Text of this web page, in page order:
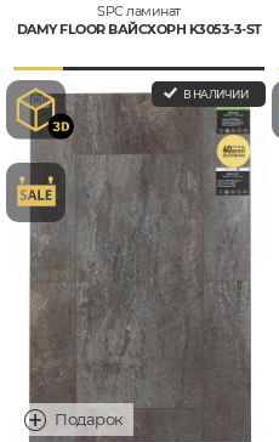
SPC ламинат
DAMY FLOOR ВАЙСХОРН K3053-3-ST
В НАЛИЧИИ